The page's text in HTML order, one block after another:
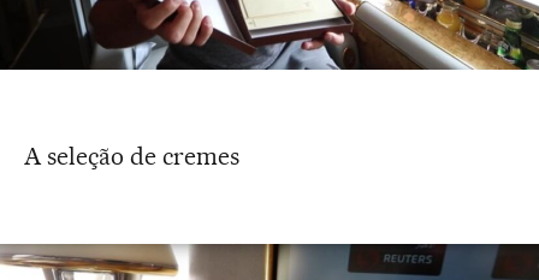
A seleção de cremes